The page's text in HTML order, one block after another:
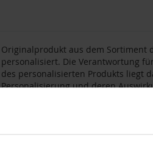
Originalprodukt aus dem Sortiment
personalisiert. Die Verantwortung
des personalisierten Produkts liegt
Personalisierung und deren
Artikelnummer
189208